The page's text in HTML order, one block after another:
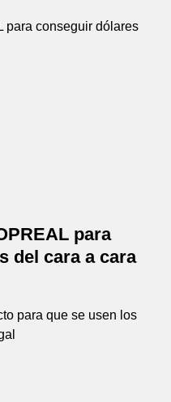
para
del cara a cara